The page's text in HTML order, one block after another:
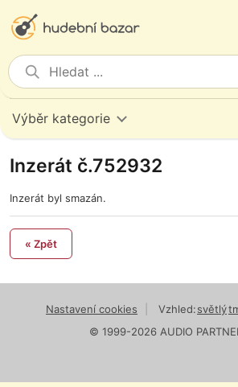
Výběr kategorie
Inzerát č.752932
Inzerát byl smazán.
« Zpět
Nastavení cookies Vzhled:světlý
© 1999-2026 AUDIO